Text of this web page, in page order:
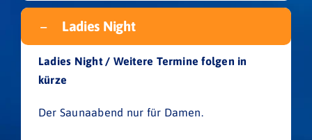
Ladies Night
Ladies Night / Weitere Termine folgen in
kürze
Der Saunaabend nur für Damen.